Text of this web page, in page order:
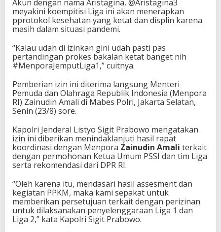
T
o
p
i
Akun dengan nama Aristagina, @Aristagina3
meyakini koempitisi Liga ini akan menerapkan
pprotokol kesehatan yang ketat dan displin karena
masih dalam situasi pandemi.
“Kalau udah di izinkan gini udah pasti pas
pertandingan prokes bakalan ketat banget nih
#MenporaJemputLiga1,” cuitnya.
Pemberian izin ini diterima langsung Menteri
Pemuda dan Olahraga Republik Indonesia (Menpora
RI) Zainudin Amali di Mabes Polri, Jakarta Selatan,
Senin (23/8) sore.
Kapolri Jenderal Listyo Sigit Prabowo mengatakan
izin ini diberikan menindaklanjuti hasil rapat
koordinasi dengan Menpora Zainudin Amali terkait
dengan permohonan Ketua Umum PSSI dan tim Liga
serta rekomendasi dari DPR RI.
“Oleh karena itu, mendasari hasil assesment dan
kegiatan PPKM, maka kami sepakat untuk
memberikan persetujuan terkait dengan perizinan
untuk dilaksanakan penyelenggaraan Liga 1 dan
Liga 2,” kata Kapolri Sigit Prabowo.